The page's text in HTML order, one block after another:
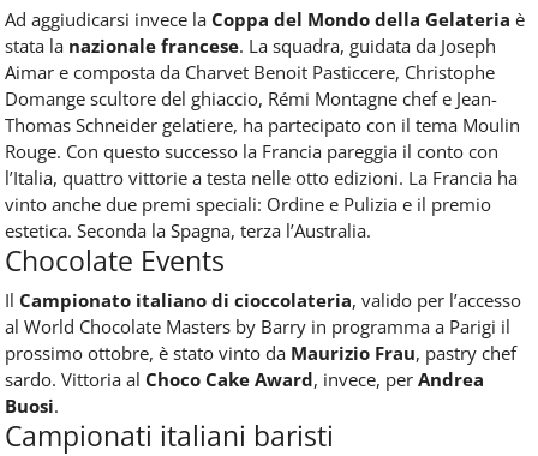
Ad aggiudicarsi invece la Coppa del Mondo della Gelateria è
stata la nazionale francese. La squadra, guidata da Joseph
Aimar e composta da Charvet Benoit Pasticcere, Christophe
Domange scultore del ghiaccio, Rémi Montagne chef e Jean-
Thomas Schneider gelatiere, ha partecipato con il tema Moulin
Rouge. Con questo successo la Francia pareggia il conto con
l’Italia, quattro vittorie a testa nelle otto edizioni. La Francia ha
vinto anche due premi speciali: Ordine e Pulizia e il premio
estetica. Seconda la Spagna, terza l’Australia.
Chocolate Events
Il Campionato italiano di cioccolateria, valido per l’accesso
al World Chocolate Masters by Barry in programma a Parigi il
prossimo ottobre, è stato vinto da Maurizio Frau, pastry chef
sardo. Vittoria al Choco Cake Award, invece, per Andrea
Buosi.
Campionati italiani baristi